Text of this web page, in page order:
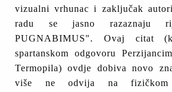
vizualni vrhunac i zaključak
radu se jasno razaznaju
PUGNABIMUS". Ovaj citat
spartanskom odgovoru
Termopila) ovdje dobiva novo
više ne odvija na